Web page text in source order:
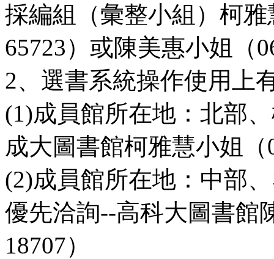
採編組（彙整小組）柯
65723）或陳美惠小姐（
2、選書系統操作使用上
(1)成員館所在地：北部
成大圖書館柯雅慧小姐（
(2)成員館所在地：中部
優先洽詢--高科大圖書館
18707）